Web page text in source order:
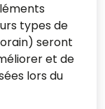
types de
seront
et de
lors du